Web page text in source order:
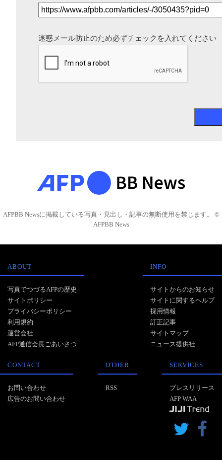
迷惑メール防止のため必ずチェックを入れてください
AFPBB Newsに掲載している写真・見出し・記事の無断使用を禁じます。 ©
AFPBB News
ABOUT
写真でつづるAFPの歴史
サイトポリシー
プライバシーポリシー
利用規約
運営会社
AFP通信会長ごあいさつ
INFO
サイトからのお知らせ
サイトに関するヘルプ
採用情報
訂正記事
サイトマップ
ニュース提供社
CONTACT
お問い合わせ
広告のお問い合わせ
OTHER
RSS
SERVICES
プレスリリース
AFP WAA